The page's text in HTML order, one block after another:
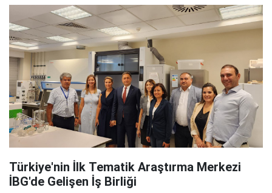
Türkiye'nin İlk Tematik Araştırma Merkezi
İBG'de Gelişen İş Birliği